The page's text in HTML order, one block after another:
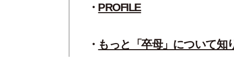
PROFILE
もっと「卒母」について知